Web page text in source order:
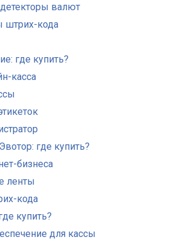
валют
штрих-кода
где купить?
касса
где купить?
бизнеса
ленты
кода
купить?
для кассы